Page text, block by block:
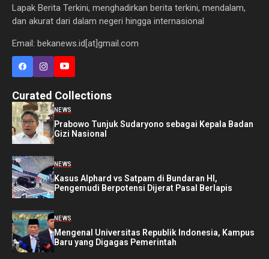
Lapak Berita Terkini, menghadirkan berita terkini, mendalam,
dan akurat dari dalam negeri hingga internasional
Email: bekanews.id[at]gmail.com
Curated Collections
NEWS
Prabowo Tunjuk Sudaryono sebagai Kepala Badan
Gizi Nasional
NEWS
Kasus Alphard vs Satpam di Bundaran HI,
Pengemudi Berpotensi Dijerat Pasal Berlapis
NEWS
Mengenal Universitas Republik Indonesia, Kampus
Baru yang Digagas Pemerintah